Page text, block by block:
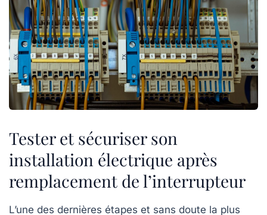
Tester et sécuriser son
installation électrique après
remplacement de l’interrupteur
L’une des dernières étapes et sans doute la plus